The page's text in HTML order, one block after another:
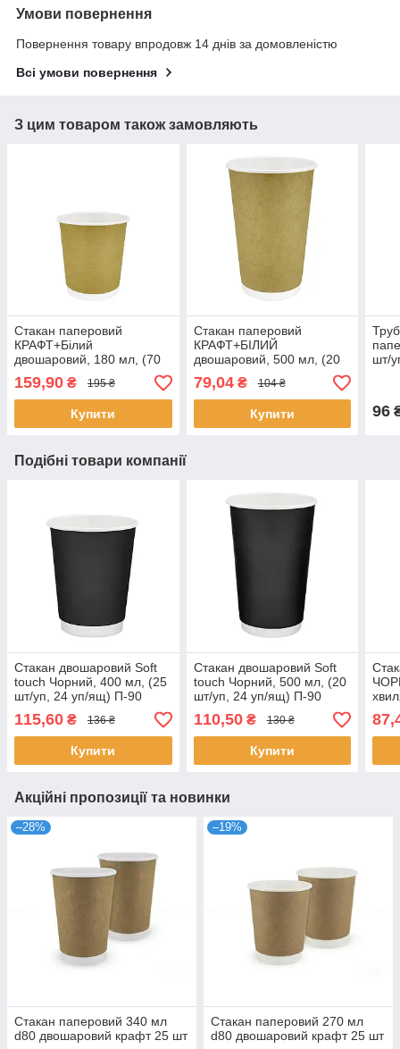
Умови повернення
Повернення товару впродовж 14 днів за домовленістю
Всі умови повернення
З цим товаром також замовляють
Стакан паперовий
КРАФТ+Білий
двошаровий, 180 мл, (70
шт/уп, 23 уп/ящ) П-70
159,90 ₴ 195 ₴
Купити
Стакан паперовий
КРАФТ+БІЛИЙ
двошаровий, 500 мл, (20
шт/уп, 24 уп/ящ), П-90
79,04₴ 104 ₴
Купити
шт/
96
Подібні товари компанії
Стакан двошаровий Soft
touch Чорний, 400 мл, (25
шт/уп, 24 уп/ящ) П-90
115,60 ₴ 136 ₴
Купити
Стакан двошаровий Soft
touch Чорний, 500 мл, (20
шт/уп, 24 уп/ящ) П-90
110,50₴ 130 ₴
Купити
Акційні пропозиції та новинки
–28%
Стакан паперовий 340 мл
d80 двошаровий крафт 25 шт
–19%
Стакан паперовий 270 мл
d80 двошаровий крафт 25 шт